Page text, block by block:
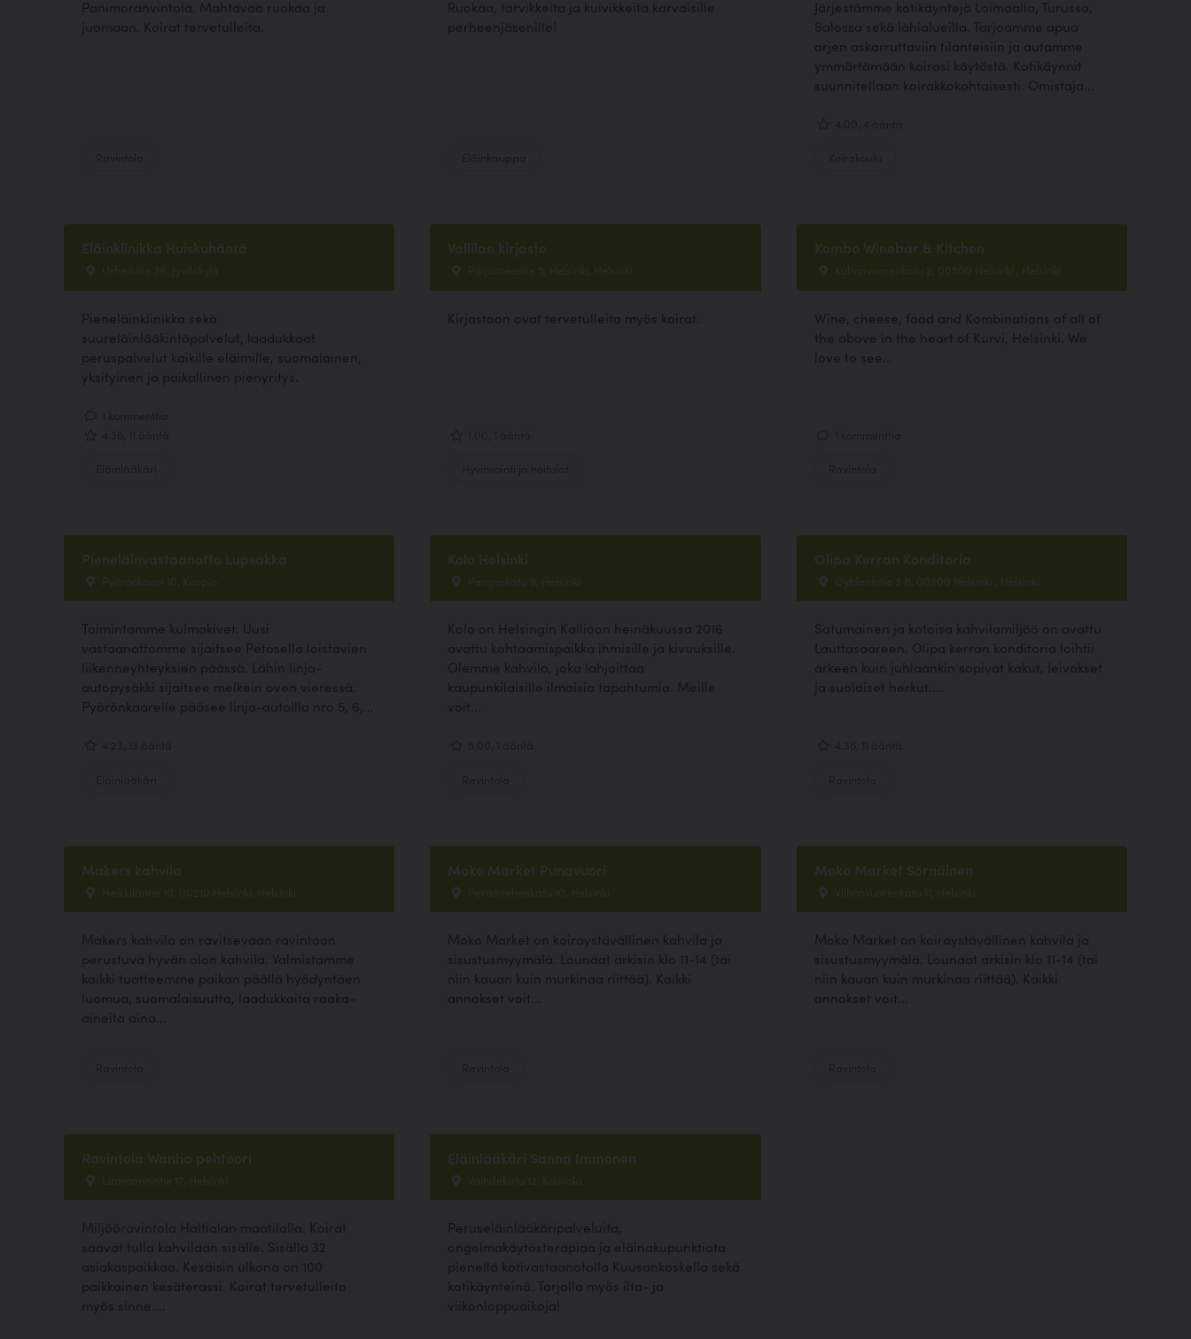
Panimoranvintola. Mahtavaa ruokaa ja
juomaan. Koirat tervetulleita.
Ruokaa, tarvikkeita ja kuivikkeita karvaisille
perheenjäsenille!
Järjestämme kotikäyntejä Loimaalla, Turussa,
Salossa sekä lähialueilla. Tarjoamme apua
arjen askarruttaviin tilanteisiin ja autamme
ymmärtämään koirasi käytöstä. Kotikäynnit
suunnitellaan koirakkokohtaisesti. Omistaja...
Eläinklinikka Huiskuhäntä
Urheilutie 38, Jyväskylä
Pieneläinklinikka sekä
suureläinlääkintäpalvelut, laadukkaat
peruspalvelut kaikille eläimille, suomalainen,
yksityinen ja paikallinen pienyritys.
Vallilan kirjasto
Päijänteentie 5, Helsinki, Helsinki
Kirjastoon ovat tervetulleita myös koirat.
Kombo Winebar & Kitchen
Kulmavuorenkatu 2, 00500 Helsinki , Helsinki
Wine, cheese, food and Kombinations of all of
the above in the heart of Kurvi, Helsinki. We
love to see...
Pieneläinvastaanotto Lupsakka
Pyörönkaari 10, Kuopio
Toimintamme kulmakivet: Uusi
vastaanottomme sijaitsee Petosella loistavien
liikenneyhteyksien päässä. Lähin linja-
autopysäkki sijaitsee melkein oven vieressä.
Pyörönkaarelle pääsee linja-autoilla nro 5, 6,...
Kolo Helsinki
Pengerkatu 9, Helsinki
Kolo on Helsingin Kallioon heinäkuussa 2016
avattu kohtaamispaikka ihmisille ja kivuuksille.
Olemme kahvila, joka lahjoittaa
kaupunkilaisille ilmaisia tapahtumia. Meille
voit...
Olipa Kerran Konditoria
Gyldenintie 2 B, 00200 Helsinki , Helsinki
Satumainen ja kotoisa kahvilamiljöö on avattu
Lauttasaareen. Olipa kerran konditoria loihtii
arkeen kuin juhlaankin sopivat kakut, leivokset
ja suolaiset herkut....
Makers kahvila
Heikkiläntie 10, 00210 Helsinki, Helsinki
Makers kahvila on ravitsevaan ravintoon
perustuva hyvän olon kahvila. Valmistamme
kaikki tuotteemme paikan päällä hyödyntäen
luomua, suomalaisuutta, laadukkaita raaka-
aineita aina...
Moko Market Punavuori
Perämiehenkatu 10, Helsinki
Moko Market on koiraystävällinen kahvila ja
sisustusmyymälä. Lounaat arkisin klo 11-14 (tai
niin kauan kuin murkinaa riittää). Kaikki
annokset voit...
Moko Market Sörnäinen
Vilhonvuorenkatu 11, Helsinki
Moko Market on koiraystävällinen kahvila ja
sisustusmyymälä. Lounaat arkisin klo 11-14 (tai
niin kauan kuin murkinaa riittää). Kaikki
annokset voit...
Ravintola Wanha pehtoori
Laamannintie 17, Helsinki
Miljööravintola Haltialan maatilalla. Koirat
saavat tulla kahvilaan sisälle. Sisällä 32
asiakaspaikkaa. Kesäisin ulkona on 100
paikkainen kesäterassi. Koirat tervetulleita
myös sinne....
Eläinlääkäri Sanna Immonen
Vaihdekatu 12, Kouvola
Peruseläinlääkäripalveluita,
ongelmakäytösterapiaa ja eläinakupunktiota
pienellä kotivastaanotolla Kuusankoskella sekä
kotikäynteinä. Tarjolla myös ilta- ja
viikonloppuaikoja!